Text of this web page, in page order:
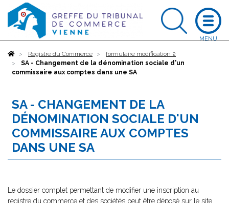
AccueilRegistre du Commerce
formulaire modification 2
SA - Changement de la dénomination sociale d'un
commissaire aux comptes dans une SA
SA - CHANGEMENT DE LA
DÉNOMINATION SOCIALE D'UN
COMMISSAIRE AUX COMPTES
DANS UNE SA
Le dossier complet permettant de modifier une inscription au
registre du commerce et des sociétés peut être déposé sur le site